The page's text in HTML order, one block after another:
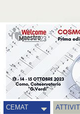
CEMAT